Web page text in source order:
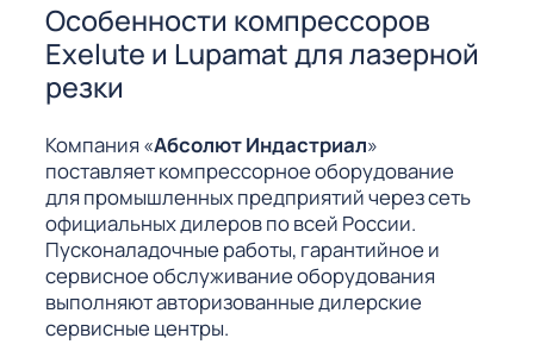
Особенности компрессоров
Exelute и Lupamat для лазерной
резки
Компания «Абсолют Индастриал»
поставляет компрессорное оборудование
для промышленных предприятий через сеть
официальных дилеров по всей России.
Пусконаладочные работы, гарантийное и
сервисное обслуживание оборудования
выполняют авторизованные дилерские
сервисные центры.